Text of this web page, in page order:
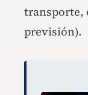
transporte,
previsión).